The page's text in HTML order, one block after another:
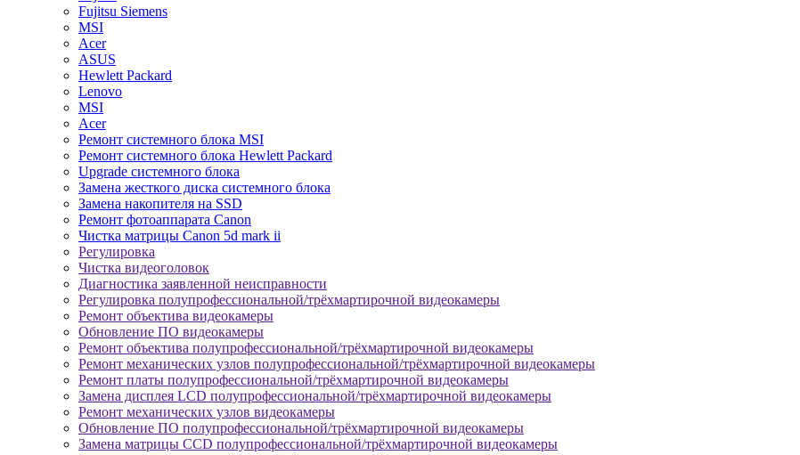
Fujitsu Siemens
MSI
Acer
ASUS
Hewlett Packard
Lenovo
MSI
Acer
Ремонт системного блока MSI
Ремонт системного блока Hewlett Packard
Upgrade системного блока
Замена жесткого диска системного блока
Замена накопителя на SSD
Ремонт фотоаппарата Canon
Чистка матрицы Canon 5d mark ii
Регулировка
Чистка видеоголовок
Диагностика заявленной неисправности
Регулировка полупрофессиональной/трёхмартирочной видеокамеры
Ремонт объектива видеокамеры
Обновление ПО видеокамеры
Ремонт объектива полупрофессиональной/трёхмартирочной видеокамеры
Ремонт механических узлов полупрофессиональной/трёхмартирочной видеокамеры
Ремонт платы полупрофессиональной/трёхмартирочной видеокамеры
Замена дисплея LCD полупрофессиональной/трёхмартирочной видеокамеры
Ремонт механических узлов видеокамеры
Обновление ПО полупрофессиональной/трёхмартирочной видеокамеры
Замена матрицы CCD полупрофессиональной/трёхмартирочной видеокамеры